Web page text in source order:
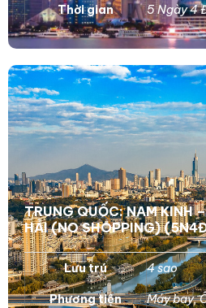
Thời gian 5 Ngày 4
TRUNG QUỐC: NAM KINH
HẢI (NO SHOPPING)
Lưu trú 4 sao
Phương tiện Máy bay,